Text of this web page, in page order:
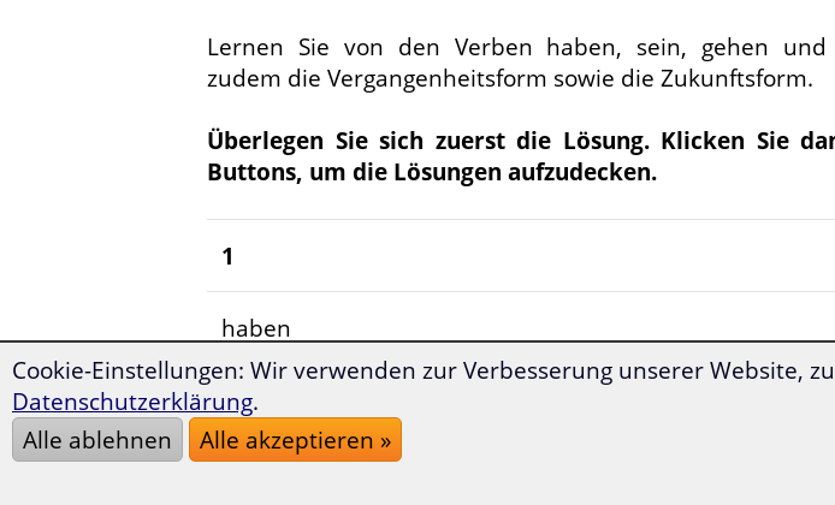
Lernen Sie von den Verben haben, sein, gehen und
zudem die Vergangenheitsform sowie die Zukunftsform.
Überlegen Sie sich zuerst die Lösung. Klicken Sie
Buttons, um die Lösungen aufzudecken.
1
haben
ich habe
Cookie-Einstellungen: Wir verwenden zur Verbesserung unserer Website,
Datenschutzerklärung.
Alle ablehnen
Alle akzeptieren »